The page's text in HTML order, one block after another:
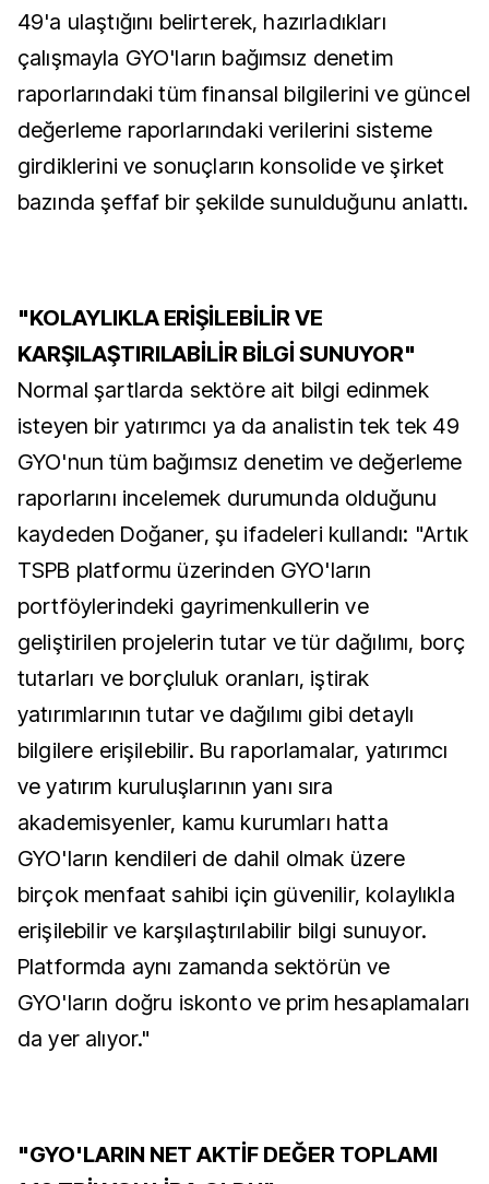
49'a ulaştığını belirterek, hazırladıkları
çalışmayla GYO'ların bağımsız denetim
raporlarındaki tüm finansal bilgilerini ve güncel
değerleme raporlarındaki verilerini sisteme
girdiklerini ve sonuçların konsolide ve şirket
bazında şeffaf bir şekilde sunulduğunu anlattı.
"KOLAYLIKLA ERİŞİLEBİLİR VE
KARŞILAŞTIRILABİLİR BİLGİ SUNUYOR"
Normal şartlarda sektöre ait bilgi edinmek
isteyen bir yatırımcı ya da analistin tek tek 49
GYO'nun tüm bağımsız denetim ve değerleme
raporlarını incelemek durumunda olduğunu
kaydeden Doğaner, şu ifadeleri kullandı: "Artık
TSPB platformu üzerinden GYO'ların
portföylerindeki gayrimenkullerin ve
geliştirilen projelerin tutar ve tür dağılımı, borç
tutarları ve borçluluk oranları, iştirak
yatırımlarının tutar ve dağılımı gibi detaylı
bilgilere erişilebilir. Bu raporlamalar, yatırımcı
ve yatırım kuruluşlarının yanı sıra
akademisyenler, kamu kurumları hatta
GYO'ların kendileri de dahil olmak üzere
birçok menfaat sahibi için güvenilir, kolaylıkla
erişilebilir ve karşılaştırılabilir bilgi sunuyor.
Platformda aynı zamanda sektörün ve
GYO'ların doğru iskonto ve prim hesaplamaları
da yer alıyor."
"GYO'LARIN NET AKTİF DEĞER TOPLAMI